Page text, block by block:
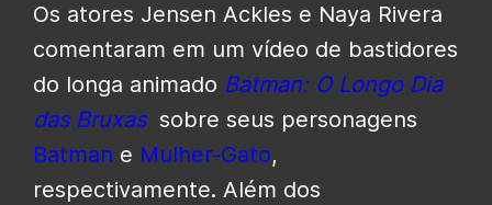
Os atores Jensen Ackles e Naya Rivera
comentaram em um vídeo de bastidores
do longa animado Batman: O Longo Dia
das Bruxas sobre seus personagens
Batman e Mulher-Gato,
respectivamente. Além dos